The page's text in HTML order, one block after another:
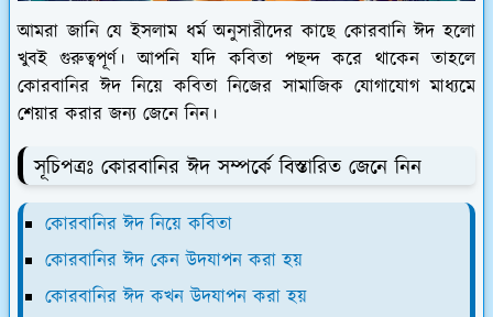
আমরা জানি যে ইসলাম ধর্ম অনুসারীদের কাছে কোরবানি ঈদ হলো
খুবই গুরুত্বপূর্ণ। আপনি যদি কবিতা পছন্দ করে থাকেন তাহলে
কোরবানির ঈদ নিয়ে কবিতা নিজের সামাজিক যোগাযোগ মাধ্যমে
শেয়ার করার জন্য জেনে নিন।
সূচিপত্রঃ কোরবানির ঈদ সম্পর্কে বিস্তারিত জেনে নিন
কোরবানির ঈদ নিয়ে কবিতা
কোরবানির ঈদ কেন উদযাপন করা হয়
কোরবানির ঈদ কখন উদযাপন করা হয়